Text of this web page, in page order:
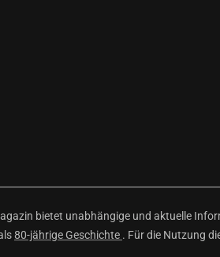
bietet unabhängige und aktuelle
80-jährige Geschichte . Für die Nutzung